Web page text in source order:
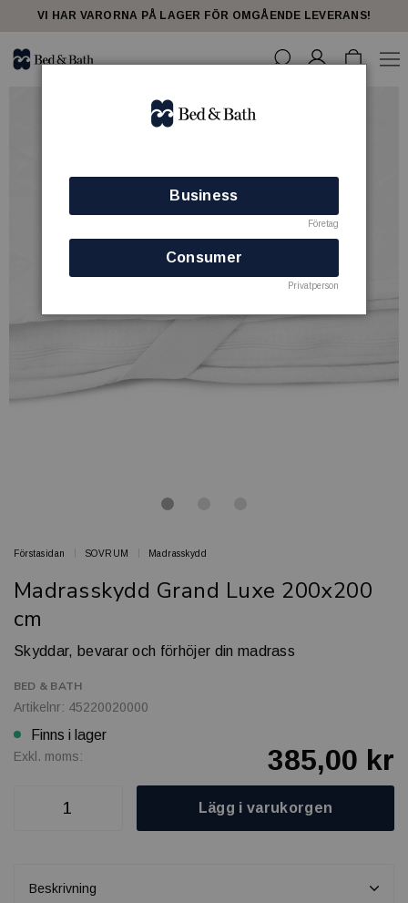
VI HAR VARORNA PÅ LAGER FÖR OMGÅENDE LEVERANS!
Förstasidan SOVRUM Madrasskydd
Madrasskydd Grand Luxe 200x200
cm
Skyddar, bevarar och förhöjer din madrass
BED & BATH
Artikelnr: 45220020000
Finns i lager
Exkl. moms: 385,00 kr
Lägg i varukorgen
Beskrivning
Business
Företag
Consumer
Privatperson